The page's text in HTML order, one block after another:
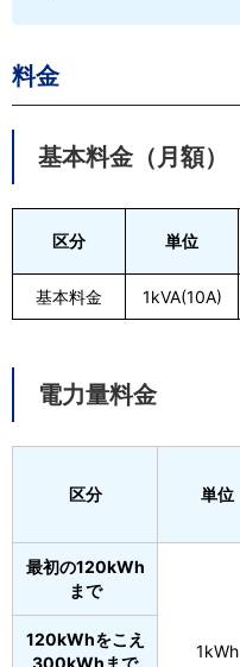
料金
基本料金（月額）
区分 単位
基本料金 1kVA(10A)
電力量料金
区分 単位
最初の120kWh
まで
1kWh
120kWhをこえ
300kWhまで